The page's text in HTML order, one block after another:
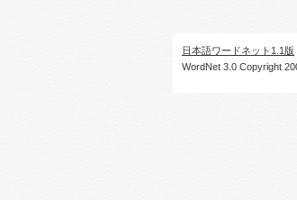
日本語ワードネット1.1版
WordNet 3.0 Copyright